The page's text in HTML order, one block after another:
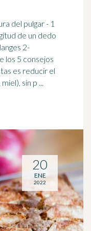
del pulgar - 1
de un dedo
2-
los 5 consejos
es reducir el
sin p ...
20
ENE
2022